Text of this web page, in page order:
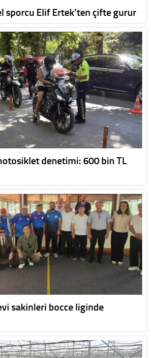
sporcu Elif Ertek’ten çifte gurur
denetimi: 600 bin TL
sakinleri bocce liginde